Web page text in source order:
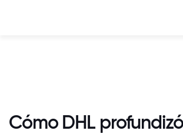
Cómo DHL